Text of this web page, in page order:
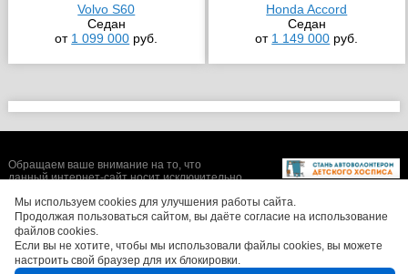
Volvo S60
Седан
от 1 099 000 руб.
Honda Accord
Седан
от 1 149 000 руб.
Мы используем cookies для улучшения работы сайта.
Продолжая пользоваться сайтом, вы даёте согласие на использование
файлов cookies.
Если вы не хотите, чтобы мы использовали файлы cookies, вы можете
настроить свой браузер для их блокировки.
Обращаем ваше внимание на то, что
данный интернет-сайт носит исключительно
условиях не является публичной офертой,
определяемой положениями Статьи 437 (2)
Гражданского кодекса Российской
Федерации. Цены, размеры скидок, а также
изображения автомобилей могут отличаться
от реальных. Для получения более полной и